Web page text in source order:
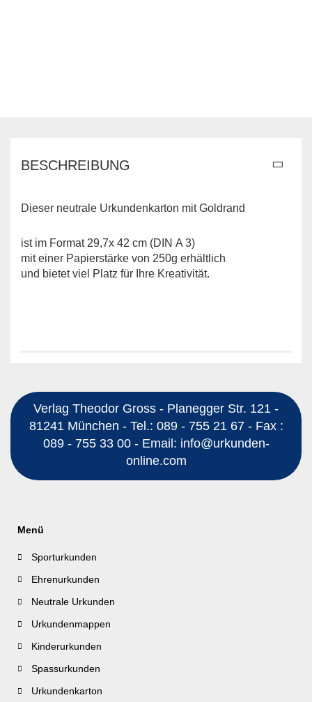
BESCHREIBUNG
Dieser neutrale Urkundenkarton mit Goldrand
ist im Format 29,7x 42 cm (DIN A 3)
mit einer Papierstärke von 250g erhältlich
und bietet viel Platz für Ihre Kreativität.
Verlag Theodor Gross - Planegger Str. 121 -
81241 München - Tel.: 089 - 755 21 67 - Fax :
089 - 755 33 00 - Email: info@urkunden-
online.com
Menü
Sporturkunden
Ehrenurkunden
Neutrale Urkunden
Urkundenmappen
Kinderurkunden
Spassurkunden
Urkundenkarton